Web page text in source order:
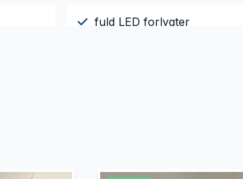
fuld LED forlygter